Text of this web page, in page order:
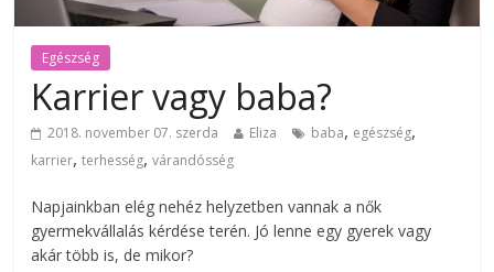
Egészség
Karrier vagy baba?
2018. november 07. szerda Eliza baba, egészség,
karrier,terhesség,várandósség
Napjainkban elég nehéz helyzetben vannak a nők
gyermekvállalás kérdése terén. Jó lenne egy gyerek vagy
akár több is, de mikor?